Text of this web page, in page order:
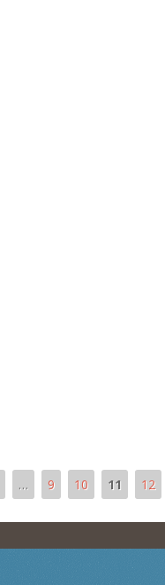
… 9 10 11 12